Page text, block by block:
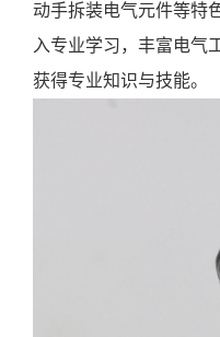
动手拆装电气元件等特
入专业学习，丰富电气
获得专业知识与技能。